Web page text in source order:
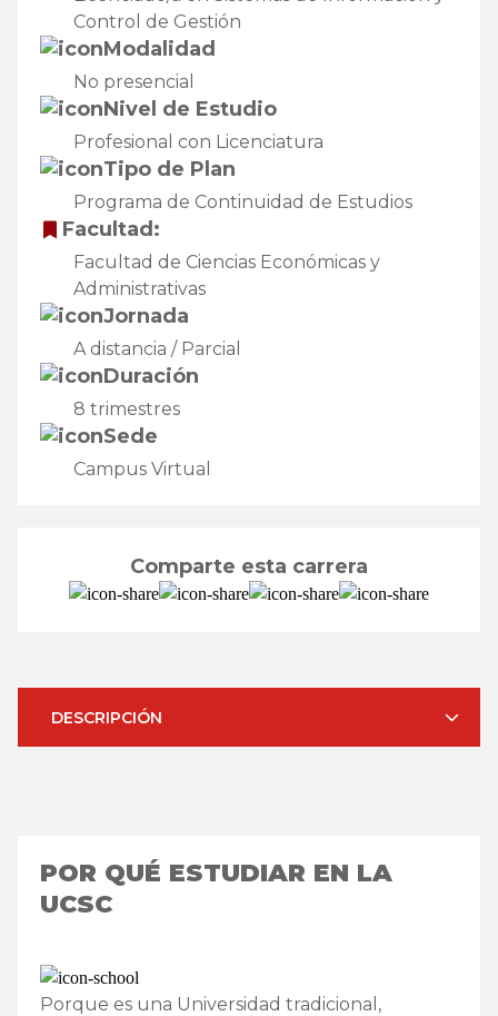
Control de Gestión
Modalidad
No presencial
Nivel de Estudio
Profesional con Licenciatura
Tipo de Plan
Programa de Continuidad de Estudios
Facultad:
Facultad de Ciencias Económicas y
Administrativas
Jornada
A distancia / Parcial
Duración
8 trimestres
Sede
Campus Virtual
Comparte esta carrera
DESCRIPCIÓN
POR QUÉ ESTUDIAR EN LA
UCSC
Porque es una Universidad tradicional,